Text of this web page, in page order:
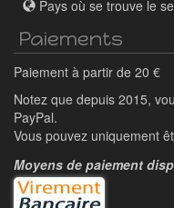
Pays où se trouve le
Paiements
Paiement à partir de 20 €
Notez que depuis 2015,
PayPal.
Vous pouvez uniquement
Moyens de paiement